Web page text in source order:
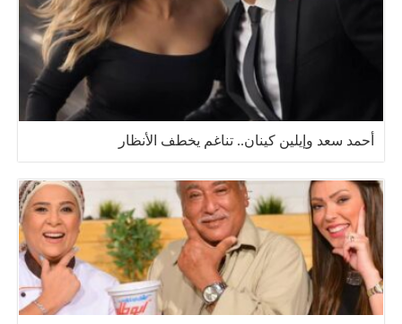
أحمد سعد وإيلين كينان.. تناغم يخطف الأنظار